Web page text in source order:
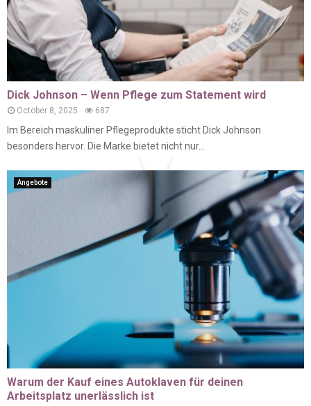
Dick Johnson – Wenn Pflege zum Statement wird
October 8, 2025 687
Im Bereich maskuliner Pflegeprodukte sticht Dick Johnson
besonders hervor. Die Marke bietet nicht nur...
Angebote
Warum der Kauf eines Autoklaven für deinen
Arbeitsplatz unerlässlich ist